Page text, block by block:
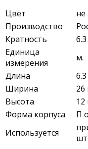
Цвет
Производство
Кратность
6.3
Единица
измерения
м.
Длина
Ширина
Высота
Форма корпуса
П
Используется